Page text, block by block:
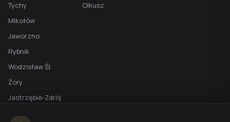
Tychy
Mikołów
Jaworzno
Rybnik
Wodzisław Śl.
Żory
Jastrzębie-Zdrój
Olkusz